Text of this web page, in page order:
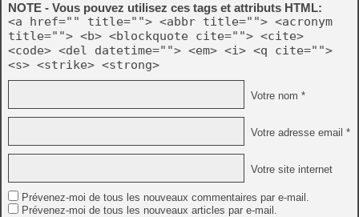
NOTE - Vous pouvez utilisez ces tags et attributs HTML:
<a href="" title=""> <abbr title=""> <acronym
title=""> <b> <blockquote cite=""> <cite>
<code> <del datetime=""> <em> <i> <q cite="">
<s> <strike> <strong>
Votre nom *
Votre adresse email *
Votre site internet
Prévenez-moi de tous les nouveaux commentaires par e-mail.
Prévenez-moi de tous les nouveaux articles par e-mail.